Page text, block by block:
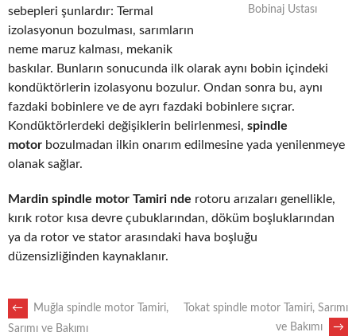
Bobinaj Ustası
sebepleri şunlardır: Termal
izolasyonun bozulması, sarımların
neme maruz kalması, mekanik
baskılar. Bunların sonucunda ilk olarak aynı bobin içindeki
kondüktörlerin izolasyonu bozulur. Ondan sonra bu, aynı
fazdaki bobinlere ve de ayrı fazdaki bobinlere sıçrar.
Kondüktörlerdeki değişiklerin belirlenmesi, spindle
motor bozulmadan ilkin onarım edilmesine yada yenilenmeye
olanak sağlar.
Mardin spindle motor Tamiri nde rotoru arızaları genellikle,
kırık rotor kısa devre çubuklarından, döküm boşluklarından
ya da rotor ve stator arasındaki hava boşluğu
düzensizliğinden kaynaklanır.
POST
←
Muğla spindle motor Tamiri,
Sarımı ve Bakımı
Tokat spindle motor Tamiri, Sarımı
ve Bakımı
→